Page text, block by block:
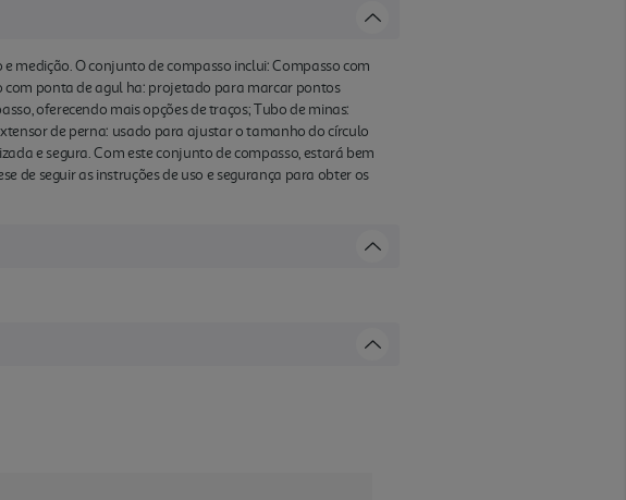
medição. O conjunto de compasso inclui: Compasso com
ponta de agul ha: projetado para marcar pontos
oferecendo mais opções de traços; Tubo de minas:
de perna: usado para ajustar o tamanho do círculo
e segura. Com este conjunto de compasso, estará bem
de seguir as instruções de uso e segurança para obter os